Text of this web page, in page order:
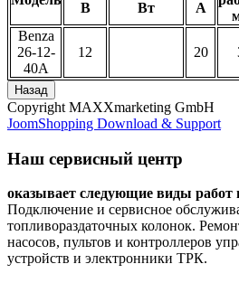
В
Вт
А
Benza
26-12-
40А
12 20
Copyright MAXXmarketing GmbH
JoomShopping Download & Support
Наш сервисный центр
оказывает следующие виды работ
Подключение и сервисное
топливораздаточных колонок.
насосов, пультов и контроллеров
устройств и электронники ТРК.